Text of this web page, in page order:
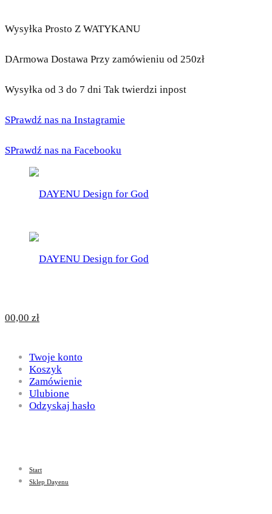
Wysyłka Prosto Z WATYKANU
DArmowa Dostawa Przy zamówieniu od 250zł
Wysyłka od 3 do 7 dni Tak twierdzi inpost
SPrawdź nas na Instagramie
SPrawdź nas na Facebooku
for
God
DAYENU
Design
God
00,00 zł
Twoje konto
Koszyk
Zamówienie
Ulubione
Odzyskaj hasło
Start
Sklep Dayenu